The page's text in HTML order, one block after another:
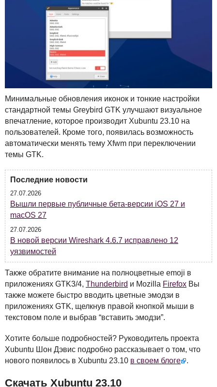
Минимальные обновления иконок и тонкие настройки
стандартной темы Greybird GTK улучшают визуальное
впечатление, которое производит Xubuntu 23.10 на
пользователей. Кроме того, появилась возможность
автоматически менять тему Xfwm при переключении
темы GTK.
Последние новости
27.07.2026
Вышли первые публичные бета-версии iOS 27 и
macOS 27
27.07.2026
В новой версии Wireshark 4.6.7 исправлено 12
уязвимостей
Также обратите внимание на полноцветные emoji в
приложениях GTK3/4, Thunderbird и Mozilla Firefox Вы
также можете быстро вводить цветные эмодзи в
приложениях GTK, щелкнув правой кнопкой мыши в
текстовом поле и выбрав “вставить эмодзи”.
Хотите больше подробностей? Руководитель проекта
Xubuntu Шон Дэвис подробно рассказывает о том, что
нового появилось в Xubuntu 23.10 в своем блоге .
Скачать Xubuntu 23.10